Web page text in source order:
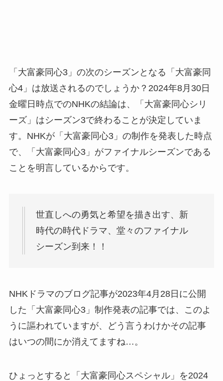
「大富豪同心3」の次のシーズンとなる「大富豪同
心4」は放送されるのでしょうか？2024年8月30日
金曜日時点でのNHKの結論は、「大富豪同心シリ
ーズ」はシーズン3で終わることが決定していま
す。NHKが「大富豪同心3」の制作を発表した時点
で、「大富豪同心3」がファイナルシーズンである
ことを明言しているからです。
世直しへの勇気と希望を描き出す、新
時代の時代ドラマ、堂々のファイナル
シーズン到来！！
NHKドラマのブログ記事が2023年4月28日に公開
した「大富豪同心3」制作発表の記事では、このよ
うに謳われていますが、どう言うわけかその記事
はいつの間にか消えてますね…。
ひょっとすると「大富豪同心スペシャル」を2024